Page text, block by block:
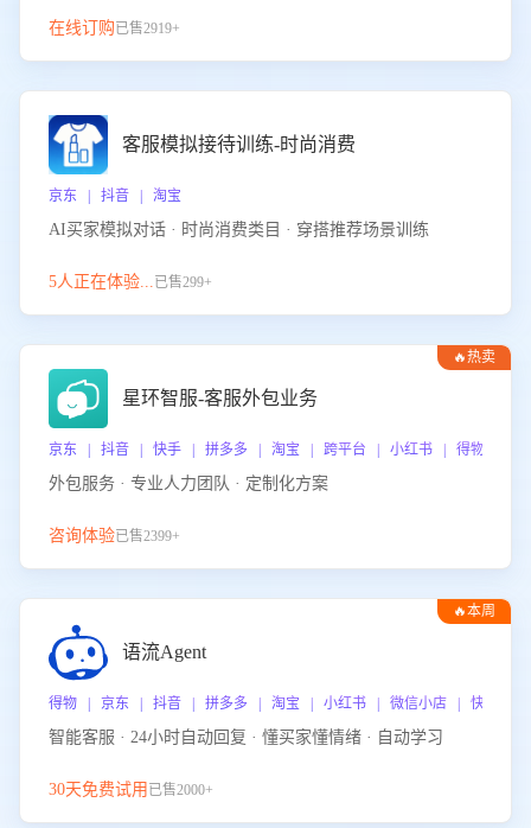
在线订购已售2919+
客服模拟接待训练-时尚消费
京东 | 抖音 | 淘宝
AI买家模拟对话 · 时尚消费类目 · 穿搭推荐场景训练
5人正在体验...已售299+
🔥热卖
星环智服-客服外包业务
京东 | 抖音 | 快手 | 拼多多 | 淘宝 | 跨平台 | 小红书 | 得物 | 企
外包服务 · 专业人力团队 · 定制化方案
咨询体验已售2399+
🔥本周
语流Agent
得物 | 京东 | 抖音 | 拼多多 | 淘宝 | 小红书 | 微信小店 | 快手 |
智能客服 · 24小时自动回复 · 懂买家懂情绪 · 自动学习
30天免费试用 已售2000+